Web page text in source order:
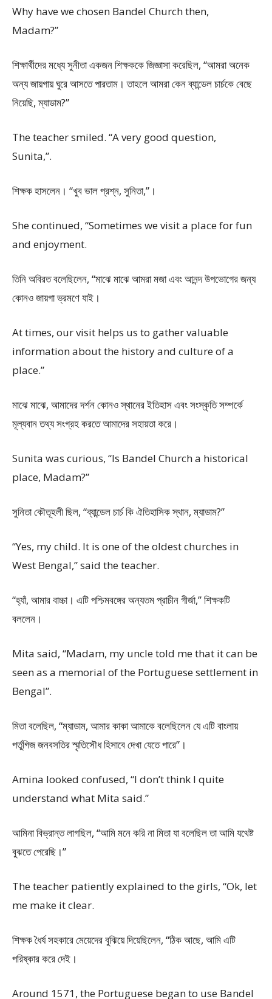
Why have we chosen Bandel Church then,
Madam?”
শিক্ষার্থীদের মধ্যে সুনীতা একজন শিক্ষককে জিজ্ঞাসা করেছিল, “আমরা অনেক
অন্য জায়গায় ঘুরে আসতে পারতাম। তাহলে আমরা কেন ব্যান্ডেল চার্চকে বেছে
নিয়েছি, ম্যাডাম?”
The teacher smiled. “A very good question,
Sunita,”.
শিক্ষক হাসলেন। “খুব ভাল প্রশ্ন, সুনিতা,”।
She continued, “Sometimes we visit a place for fun
and enjoyment.
তিনি অবিরত বলেছিলেন, “মাঝে মাঝে আমরা মজা এবং আনন্দ উপভোগের জন্য
কোনও জায়গা ভ্রমণে যাই।
At times, our visit helps us to gather valuable
information about the history and culture of a
place.”
মাঝে মাঝে, আমাদের দর্শন কোনও স্থানের ইতিহাস এবং সংস্কৃতি সম্পর্কে
মূল্যবান তথ্য সংগ্রহ করতে আমাদের সহায়তা করে।
Sunita was curious, “Is Bandel Church a historical
place, Madam?”
সুনিতা কৌতূহলী ছিল, “ব্যান্ডেল চার্চ কি ঐতিহাসিক স্থান, ম্যাডাম?”
“Yes, my child. It is one of the oldest churches in
West Bengal,” said the teacher.
“হ্যাঁ, আমার বাচ্চা। এটি পশ্চিমবঙ্গের অন্যতম প্রাচীন গীর্জা,” শিক্ষকটি
বললেন।
Mita said, “Madam, my uncle told me that it can be
seen as a memorial of the Portuguese settlement in
Bengal”.
মিতা বলেছিল, “ম্যাডাম, আমার কাকা আমাকে বলেছিলেন যে এটি বাংলায়
পর্তুগিজ জনবসতির স্মৃতিসৌধ হিসাবে দেখা যেতে পারে”।
Amina looked confused, “I don’t think I quite
understand what Mita said.”
আমিনা বিভ্রান্ত লাগছিল, “আমি মনে করি না মিতা যা বলেছিল তা আমি যথেষ্ট
বুঝতে পেরেছি।”
The teacher patiently explained to the girls, “Ok, let
me make it clear.
শিক্ষক ধৈর্য সহকারে মেয়েদের বুঝিয়ে দিয়েছিলেন, “ঠিক আছে, আমি এটি
পরিষ্কার করে দেই।
Around 1571, the Portuguese began to use Bandel